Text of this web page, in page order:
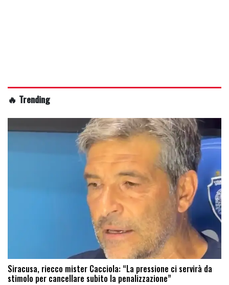
🔥 Trending
Siracusa, riecco mister Cacciola: “La pressione ci servirà da
stimolo per cancellare subito la penalizzazione”